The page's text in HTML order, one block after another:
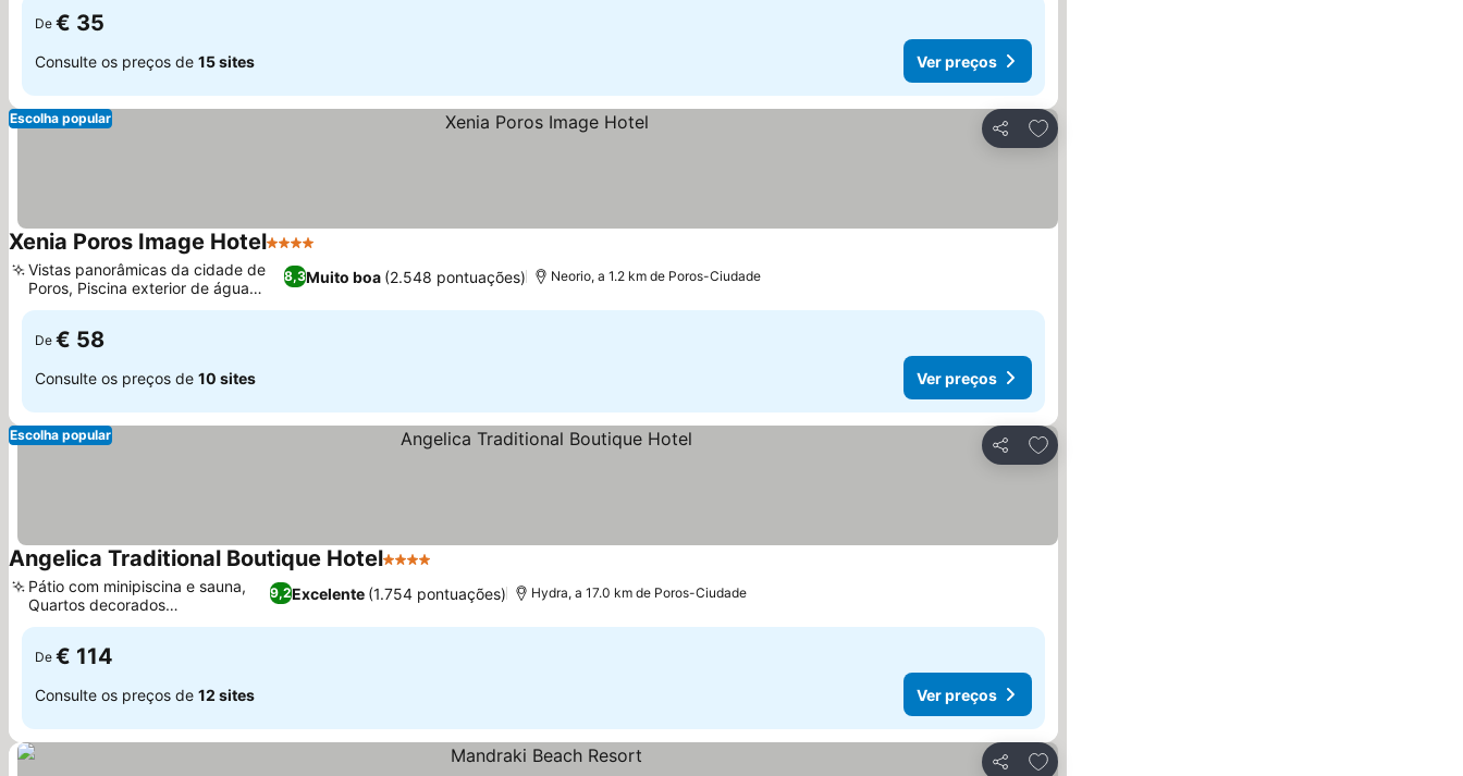
De € 35
Consulte os preços de 15 sites Ver preços
Partilhar
Adicionar aos favoritos
Escolha popular
Xenia Poros Image Hotel4 Estrelas
8,3Muito boa (2.548 pontuações)
Vistas panorâmicas da cidade de
Poros, Piscina exterior de água
salgada
Neorio, a 1.2 km de Poros-Ciudade
De € 58
Consulte os preços de 10 sites Ver preços
Partilhar
Adicionar aos favoritos
Escolha popular
Angelica Traditional Boutique Hotel4 Estrelas
9,2Excelente (1.754 pontuações)
Pátio com minipiscina e sauna,
Quartos decorados
individualmente
Hydra, a 17.0 km de Poros-Ciudade
De € 114
Consulte os preços de 12 sites Ver preços
Partilhar
Adicionar aos favoritos